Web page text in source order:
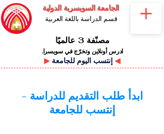
الجامعة السويسرية الدولية
قسم الدراسة باللغة العربية
مصنّفة 3 عالميًا
ادرس أونلاين وتخرّج في سويسرا.
▶ ◀
ابدأ طلب التقديم للدراسة -
إنتسب للجامعة